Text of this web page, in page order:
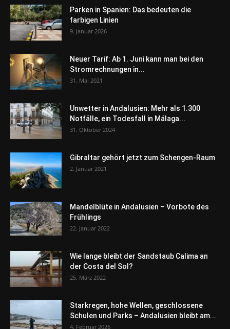
Parken in Spanien: Das bedeuten die
farbigen Linien
9. Januar 2026
Neuer Tarif: Ab 1. Juni kann man bei den
Stromrechnungen in...
31. Mai 2021
Unwetter in Andalusien: Mehr als 1.300
Notfälle, ein Todesfall in Málaga...
31. Oktober 2024
Gibraltar gehört jetzt zum Schengen-Raum
2. Januar 2021
Mandelblüte in Andalusien – Vorbote des
Frühlings
22. Januar 2022
Wie lange bleibt der Sandstaub Calima an
der Costa del Sol?
25. März 2022
Starkregen, hohe Wellen, geschlossene
Schulen und Parks – Andalusien bleibt am...
4. Februar 2026